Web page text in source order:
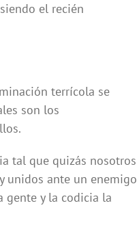
el recién
terrícola se
son los
tal que quizás nosotros
unidos ante un enemigo
gente y la codicia la